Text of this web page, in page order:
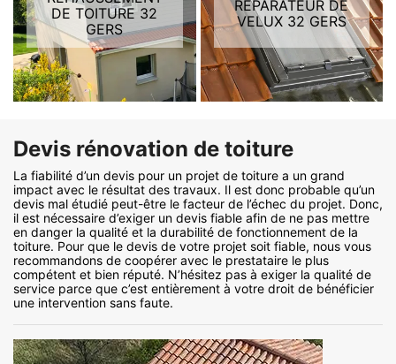
DE TOITURE 32
GERS
RÉPARATEUR DE
VELUX 32 GERS
Devis rénovation de toiture
La fiabilité d’un devis pour un projet de toiture a un grand
impact avec le résultat des travaux. Il est donc probable qu’un
devis mal étudié peut-être le facteur de l’échec du projet. Donc,
il est nécessaire d’exiger un devis fiable afin de ne pas mettre
en danger la qualité et la durabilité de fonctionnement de la
toiture. Pour que le devis de votre projet soit fiable, nous vous
recommandons de coopérer avec le prestataire le plus
compétent et bien réputé. N’hésitez pas à exiger la qualité de
service parce que c’est entièrement à votre droit de bénéficier
une intervention sans faute.